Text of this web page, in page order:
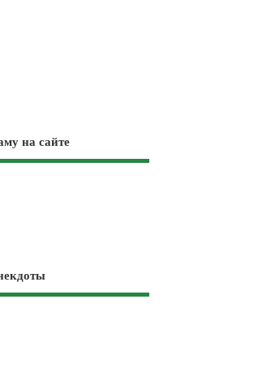
на сайте